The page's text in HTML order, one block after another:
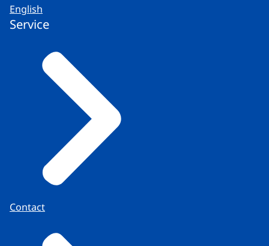
English
Service
Contact